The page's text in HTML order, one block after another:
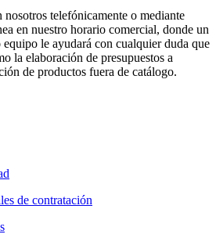
nosotros telefónicamente o mediante
en nuestro horario comercial, donde un
le ayudará con cualquier duda que
la elaboración de presupuestos a
de productos fuera de catálogo.
de contratación